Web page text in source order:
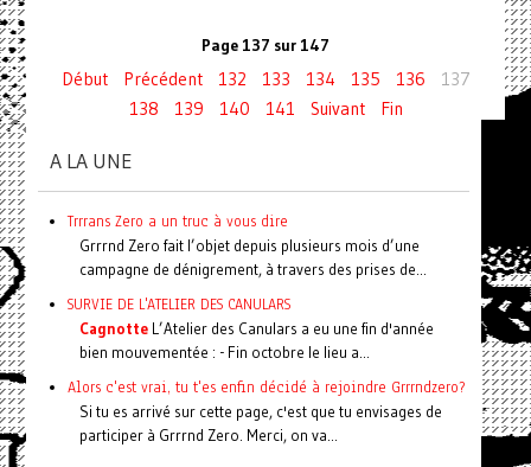
Page 137 sur 147
Début Précédent 132 133 134 135 136
137
138
139 140 141 Suivant Fin
A LA UNE
Trrrans Zero a un truc à vous dire
Grrrnd Zero fait l’objet depuis plusieurs mois d’une
campagne de dénigrement, à travers des prises de...
SURVIE DE L'ATELIER DES CANULARS
CagnotteL’Atelier des Canulars a eu une fin d'année
bien mouvementée : - Fin octobre le lieu a...
Alors c'est vrai, tu t'es enfin décidé à rejoindre Grrrndzero?
Si tu es arrivé sur cette page, c'est que tu envisages de
participer à Grrrnd Zero. Merci, on va...